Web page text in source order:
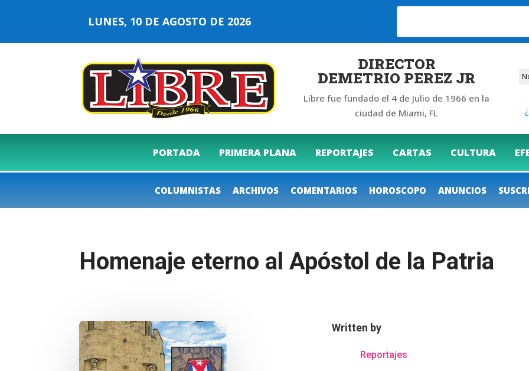
LUNES, 10 DE AGOSTO DE 2026
DIRECTOR
DEMETRIO PEREZ JR
Libre fue fundado el 4 de Julio de 1966 en la
ciudad de Miami, FL
PORTADA PRIMERA PLANA REPORTAJES CARTAS CULTURA
COLUMNISTAS ARCHIVOS COMENTARIOS HOROSCOPO ANUNCIOS
Homenaje eterno al Apóstol de la Patria
Written by
Reportajes